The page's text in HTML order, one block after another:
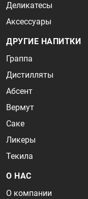
Деликатесы
Аксессуары
ДРУГИЕ НАПИТКИ
Граппа
Дистилляты
Абсент
Вермут
Саке
Ликеры
Текила
О НАС
О компании